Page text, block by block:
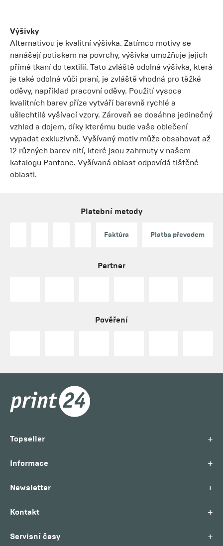
Výšivky
Alternativou je kvalitní výšivka. Zatímco motivy se
nanášejí potiskem na povrchy, výšivka umožňuje jejich
přímé tkaní do textilií. Tato zvláště odolná výšivka, která
je také odolná vůči praní, je zvláště vhodná pro těžké
oděvy, například pracovní oděvy. Použití vysoce
kvalitních barev příze vytváří barevně rychlé a
ušlechtilé vyšívací vzory. Zároveň se dosáhne jedinečný
vzhled a dojem, díky kterému bude vaše oblečení
vypadat exkluzivně. Vyšívaný motiv může obsahovat až
12 různých barev nití, které jsou zahrnuty v našem
katalogu Pantone. Vyšívaná oblast odpovídá tištěné
oblasti.
Platební metody
Faktúra Platba převodem
Partner
Pověření
Topseller +
Informace +
Newsletter +
Kontakt +
Servisní časy +